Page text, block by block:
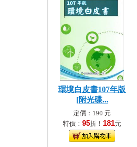
環境白皮書107年版
[附光碟...
定價：190 元
特價： 95折！ 181元